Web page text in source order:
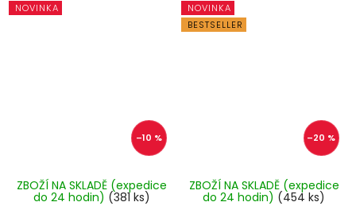
NOVINKA
–10 %
ZBOŽÍ NA SKLADĚ (expedice
do 24 hodin) (381 ks)
NOVINKA
BESTSELLER
–20 %
ZBOŽÍ NA SKLADĚ (expedice
do 24 hodin) (454 ks)